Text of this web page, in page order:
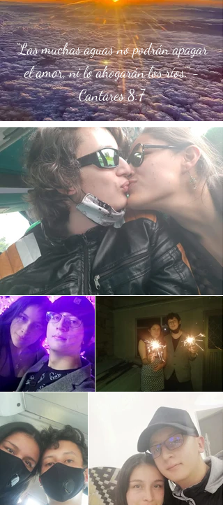
“Las muchas aguas no podrán apagar
el amor, ni lo ahogarán los ríos.” -
Cantares 8:7